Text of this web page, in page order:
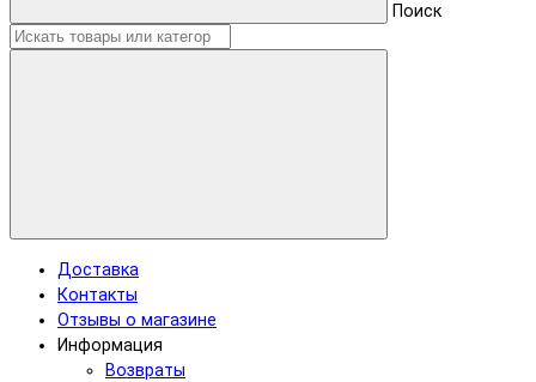
Поиск
Доставка
Контакты
Отзывы о магазине
Информация
Возвраты